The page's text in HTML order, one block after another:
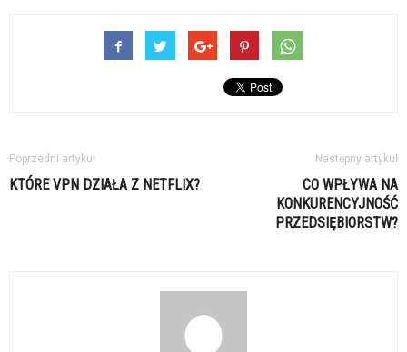
Poprzedni artykuł
KTÓRE VPN DZIAŁA Z NETFLIX?
Następny artykuł
CO WPŁYWA NA
KONKURENCYJNOŚĆ
PRZEDSIĘBIORSTW?